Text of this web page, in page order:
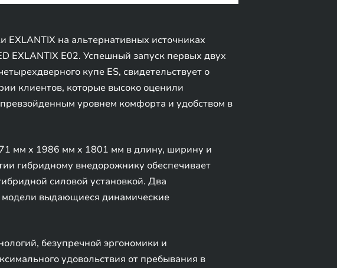
на альтернативных источниках
EXLANTIX E02. Успешный запуск первых двух
купе ES, свидетельствует о
клиентов, которые высоко оценили
уровнем комфорта и удобством в
мм x 1986 мм x 1801 мм в длину, ширину и
гибридному внедорожнику обеспечивает
силовой установкой. Два
модели выдающиеся динамические
безупречной эргономики и
удовольствия от пребывания в